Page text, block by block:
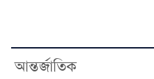
আন্তর্জাতিক